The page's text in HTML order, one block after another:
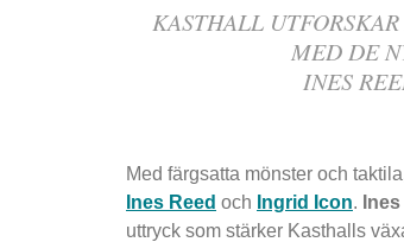
KASTHALL
MED DE
INES
Med färgsatta mönster och
Ines Reed och Ingrid Icon.
uttryck som stärker Kasthalls